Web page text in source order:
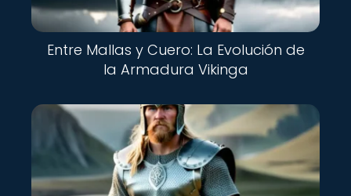
Entre Mallas y Cuero: La Evolución de
la Armadura Vikinga